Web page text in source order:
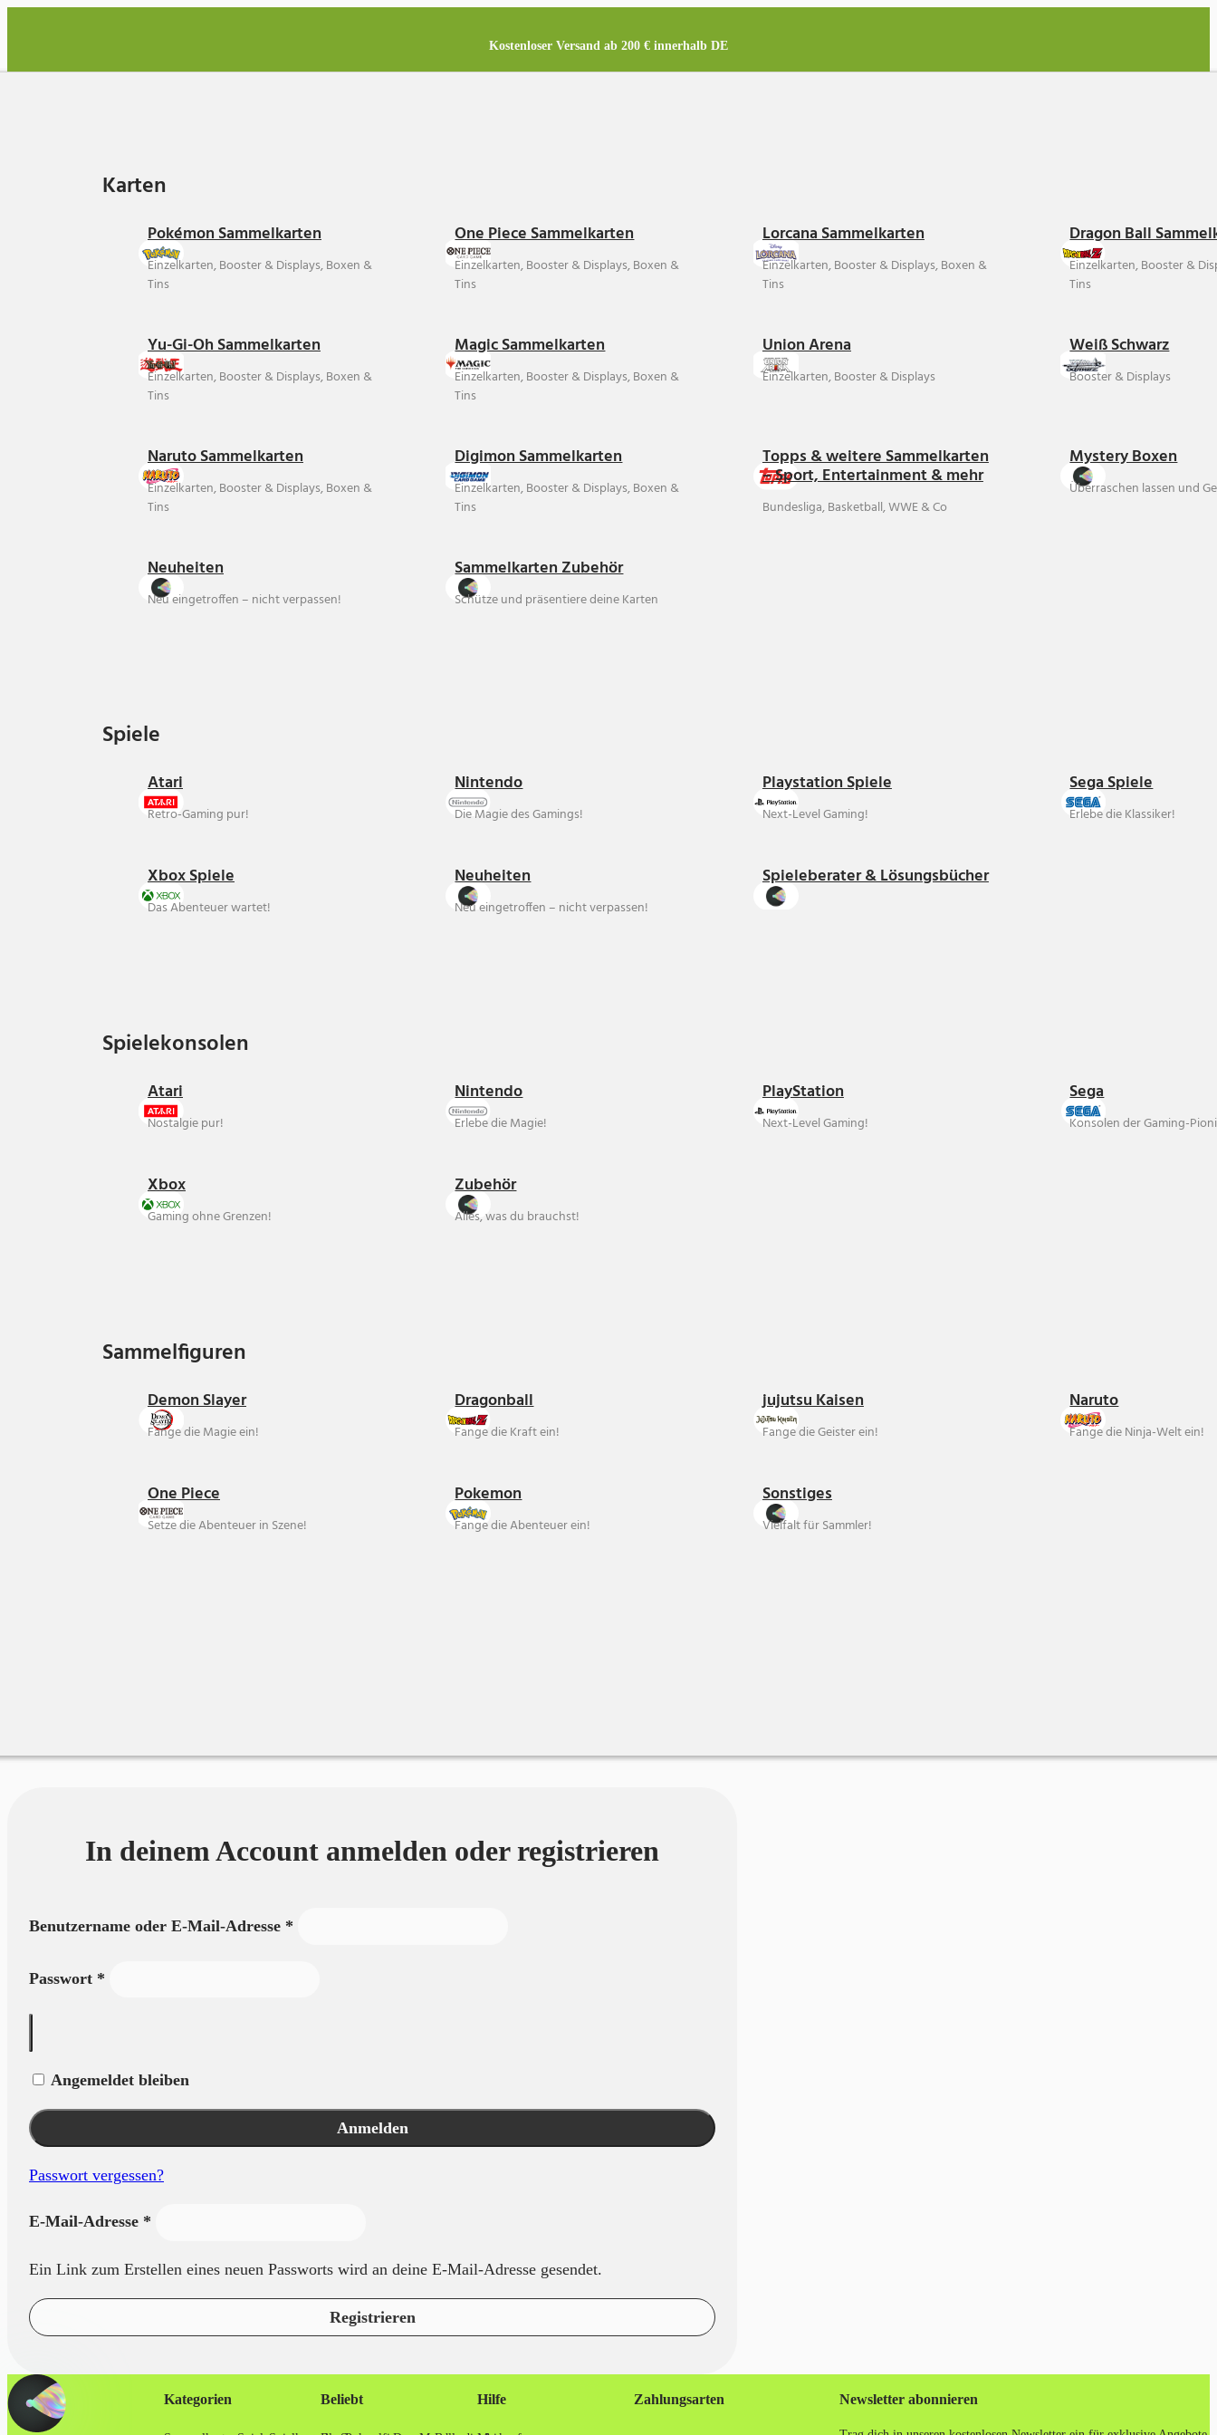
Kostenloser Versand ab 200 € innerhalb DE
Karten
Pokémon Sammelkarten
Einzelkarten, Booster & Displays, Boxen &
Tins
One Piece Sammelkarten
Einzelkarten, Booster & Displays, Boxen &
Tins
Lorcana Sammelkarten
Einzelkarten, Booster & Displays, Boxen &
Tins
Dragon Ball
Einzelkarten, Booster &
Tins
Yu-Gi-Oh Sammelkarten
Einzelkarten, Booster & Displays, Boxen &
Tins
Magic Sammelkarten
Einzelkarten, Booster & Displays, Boxen &
Tins
Union Arena
Einzelkarten, Booster & Displays
Weiß Schwarz
Booster & Displays
Naruto Sammelkarten
Einzelkarten, Booster & Displays, Boxen &
Tins
Digimon Sammelkarten
Einzelkarten, Booster & Displays, Boxen &
Tins
Topps & weitere Sammelkarten
– Sport, Entertainment & mehr
Bundesliga, Basketball, WWE & Co
Mystery Boxen
Überraschen lassen und
Neuheiten
Neu eingetroffen – nicht verpassen!
Sammelkarten Zubehör
Schütze und präsentiere deine Karten
Spiele
Atari
Retro-Gaming pur!
Nintendo
Die Magie des Gamings!
Playstation Spiele
Next-Level Gaming!
Sega Spiele
Erlebe die Klassiker!
Xbox Spiele
Das Abenteuer wartet!
Neuheiten
Neu eingetroffen – nicht verpassen!
Spieleberater & Lösungsbücher
Spielekonsolen
Atari
Nostalgie pur!
Nintendo
Erlebe die Magie!
PlayStation
Next-Level Gaming!
Sega
Konsolen der Gaming-
Xbox
Gaming ohne Grenzen!
Zubehör
Alles, was du brauchst!
Sammelfiguren
Demon Slayer
Fange die Magie ein!
Dragonball
Fange die Kraft ein!
jujutsu Kaisen
Fange die Geister ein!
Naruto
Fange die Ninja-Welt ein!
One Piece
Setze die Abenteuer in Szene!
Pokemon
Fange die Abenteuer ein!
Sonstiges
Vielfalt für Sammler!
In deinem Account anmelden oder registrieren
Benutzername oder E-Mail-Adresse *
Passwort *
Angemeldet bleiben
Anmelden
Passwort vergessen?
E-Mail-Adresse *
Ein Link zum Erstellen eines neuen Passworts wird an deine E-Mail-Adresse gesendet.
Registrieren
Kategorien Beliebt Hilfe Zahlungsarten Newsletter abonnieren